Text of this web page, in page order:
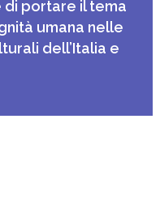
di portare il tema
umana nelle
dell’Italia e